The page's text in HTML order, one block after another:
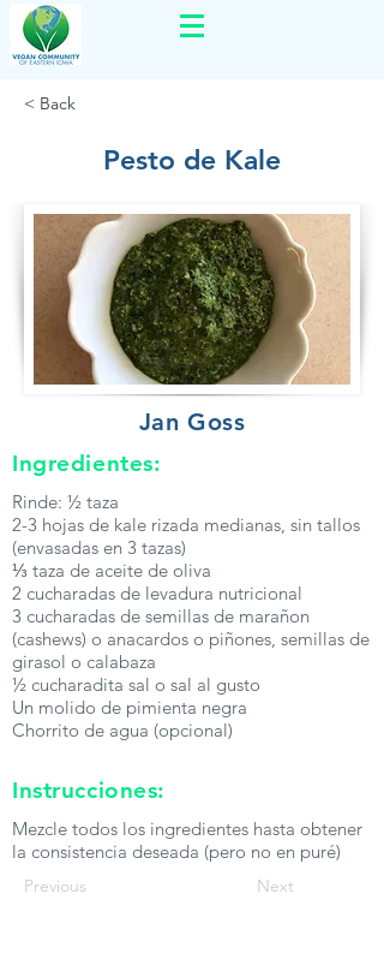
< Back
Pesto de Kale
Jan Goss
Ingredientes:
Rinde: ½ taza
2-3 hojas de kale rizada medianas, sin tallos
(envasadas en 3 tazas)
⅓ taza de aceite de oliva
2 cucharadas de levadura nutricional
3 cucharadas de semillas de marañon
(cashews) o anacardos o piñones, semillas de
girasol o calabaza
½ cucharadita sal o sal al gusto
Un molido de pimienta negra
Chorrito de agua (opcional)
Instrucciones:
Mezcle todos los ingredientes hasta obtener
la consistencia deseada (pero no en puré)
Previous Next